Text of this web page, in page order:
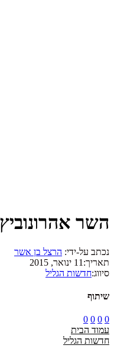
השר
נכתב על-ידי: הרצל בן אשר
תאריך: 11 ינואר, 2015
סיווג:חדשות הגליל
שיתוף
0
0
0
0
עמוד הבית
חדשות הגליל